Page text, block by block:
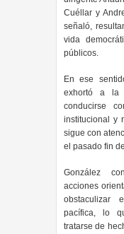
Cuéllar y
señaló,
vida
públicos.
En ese
exhortó a la
conducirse
institucional y
sigue con
el pasado fin
González
acciones
obstaculizar
pacífica, lo
tratarse de